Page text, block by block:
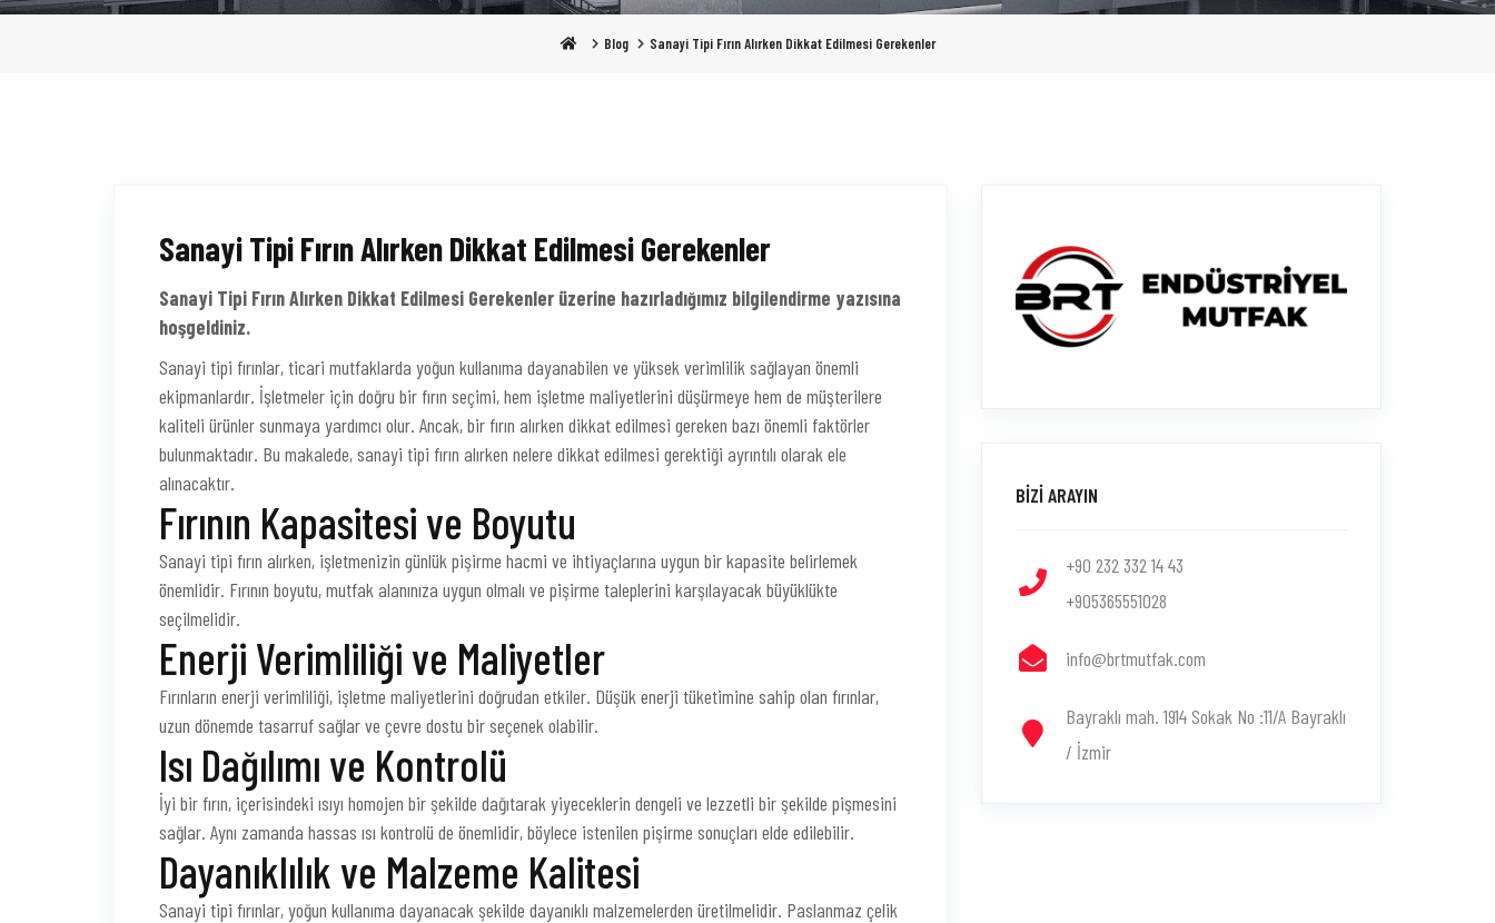
Blog Sanayi Tipi Fırın Alırken Dikkat Edilmesi Gerekenler
Sanayi Tipi Fırın Alırken Dikkat Edilmesi Gerekenler
Sanayi Tipi Fırın Alırken Dikkat Edilmesi Gerekenler üzerine hazırladığımız bilgilendirme yazısına
hoşgeldiniz.
Sanayi tipi fırınlar, ticari mutfaklarda yoğun kullanıma dayanabilen ve yüksek verimlilik sağlayan önemli
ekipmanlardır. İşletmeler için doğru bir fırın seçimi, hem işletme maliyetlerini düşürmeye hem de müşterilere
kaliteli ürünler sunmaya yardımcı olur. Ancak, bir fırın alırken dikkat edilmesi gereken bazı önemli faktörler
bulunmaktadır. Bu makalede, sanayi tipi fırın alırken nelere dikkat edilmesi gerektiği ayrıntılı olarak ele
alınacaktır.
Fırının Kapasitesi ve Boyutu
Sanayi tipi fırın alırken, işletmenizin günlük pişirme hacmi ve ihtiyaçlarına uygun bir kapasite belirlemek
önemlidir. Fırının boyutu, mutfak alanınıza uygun olmalı ve pişirme taleplerini karşılayacak büyüklükte
seçilmelidir.
Enerji Verimliliği ve Maliyetler
Fırınların enerji verimliliği, işletme maliyetlerini doğrudan etkiler. Düşük enerji tüketimine sahip olan fırınlar,
uzun dönemde tasarruf sağlar ve çevre dostu bir seçenek olabilir.
Isı Dağılımı ve Kontrolü
İyi bir fırın, içerisindeki ısıyı homojen bir şekilde dağıtarak yiyeceklerin dengeli ve lezzetli bir şekilde pişmesini
sağlar. Aynı zamanda hassas ısı kontrolü de önemlidir, böylece istenilen pişirme sonuçları elde edilebilir.
Dayanıklılık ve Malzeme Kalitesi
Sanayi tipi fırınlar, yoğun kullanıma dayanacak şekilde dayanıklı malzemelerden üretilmelidir. Paslanmaz çelik
BİZİ ARAYIN
+90 232 332 14 43
+905365551028
info@brtmutfak.com
Bayraklı mah. 1914 Sokak No :11/A Bayraklı
/ İzmir